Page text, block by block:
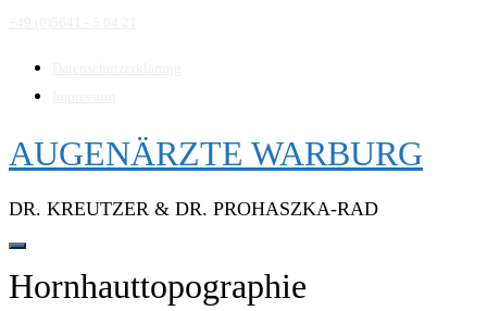
AUGENÄRZTE WARBURG
DR. KREUTZER & DR. PROHASZKA-RAD
Hornhauttopographie